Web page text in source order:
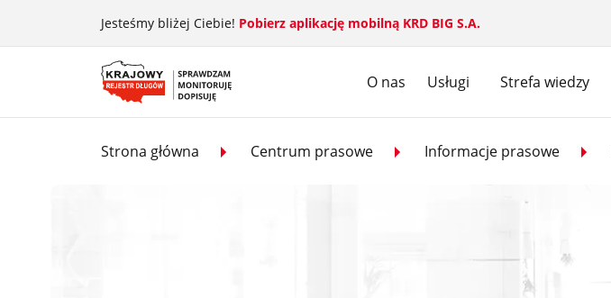
Przejdź do treści głównej
Jesteśmy bliżej Ciebie! Pobierz aplikację mobilną KRD BIG S.A.
O nas Usługi Strefa wiedzy
Strona główna Centrum prasowe Informacje prasowe